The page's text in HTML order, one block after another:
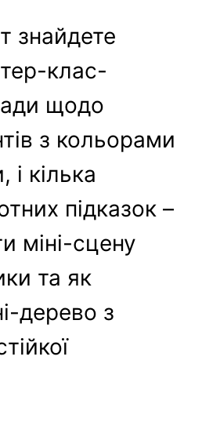
знайдете
клас-
щодо
з кольорами
кілька
підказок –
міні-сцену
та як
дерево з